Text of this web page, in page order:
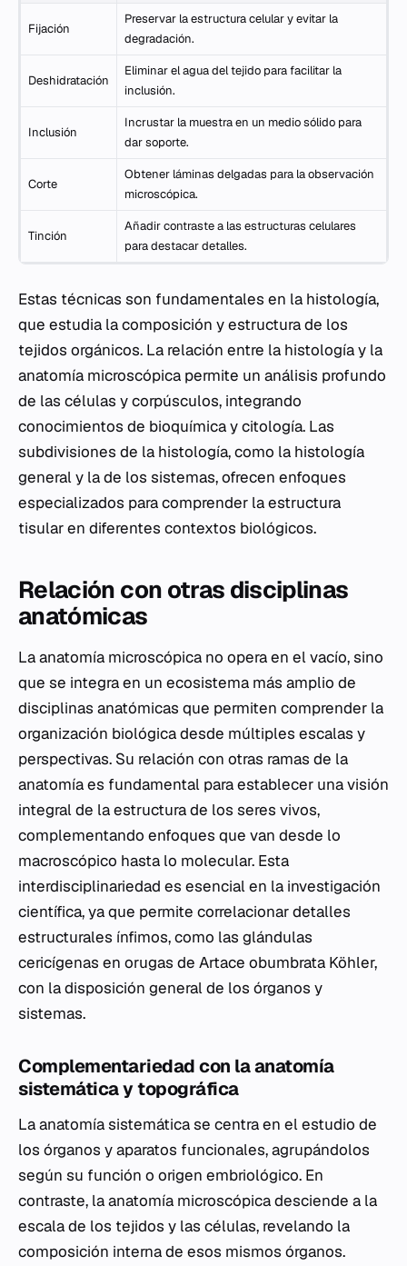
Fijación
Preservar la estructura celular y evitar la
degradación.
Deshidratación
Eliminar el agua del tejido para facilitar la
inclusión.
Inclusión
Incrustar la muestra en un medio sólido para
dar soporte.
Corte
Obtener láminas delgadas para la observación
microscópica.
Tinción
Añadir contraste a las estructuras celulares
para destacar detalles.
Estas técnicas son fundamentales en la histología,
que estudia la composición y estructura de los
tejidos orgánicos. La relación entre la histología y la
anatomía microscópica permite un análisis profundo
de las células y corpúsculos, integrando
conocimientos de bioquímica y citología. Las
subdivisiones de la histología, como la histología
general y la de los sistemas, ofrecen enfoques
especializados para comprender la estructura
tisular en diferentes contextos biológicos.
Relación con otras disciplinas
anatómicas
La anatomía microscópica no opera en el vacío, sino
que se integra en un ecosistema más amplio de
disciplinas anatómicas que permiten comprender la
organización biológica desde múltiples escalas y
perspectivas. Su relación con otras ramas de la
anatomía es fundamental para establecer una visión
integral de la estructura de los seres vivos,
complementando enfoques que van desde lo
macroscópico hasta lo molecular. Esta
interdisciplinariedad es esencial en la investigación
científica, ya que permite correlacionar detalles
estructurales ínfimos, como las glándulas
cericígenas en orugas de Artace obumbrata Köhler,
con la disposición general de los órganos y
sistemas.
Complementariedad con la anatomía
sistemática y topográfica
La anatomía sistemática se centra en el estudio de
los órganos y aparatos funcionales, agrupándolos
según su función o origen embriológico. En
contraste, la anatomía microscópica desciende a la
escala de los tejidos y las células, revelando la
composición interna de esos mismos órganos.